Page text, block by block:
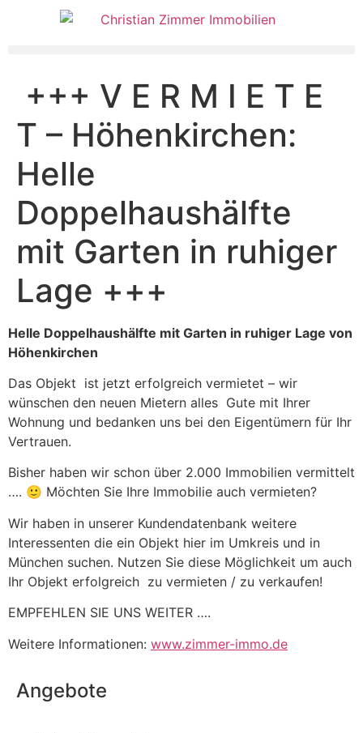
+++ V E R M I E T E
T – Höhenkirchen:
Helle
Doppelhaushälfte
mit Garten in ruhiger
Lage +++
Helle Doppelhaushälfte mit Garten in ruhiger Lage von
Höhenkirchen
Das Objekt ist jetzt erfolgreich vermietet – wir
wünschen den neuen Mietern alles Gute mit Ihrer
Wohnung und bedanken uns bei den Eigentümern für Ihr
Vertrauen.
Bisher haben wir schon über 2.000 Immobilien vermittelt
…. 🙂 Möchten Sie Ihre Immobilie auch vermieten?
Wir haben in unserer Kundendatenbank weitere
Interessenten die ein Objekt hier im Umkreis und in
München suchen. Nutzen Sie diese Möglichkeit um auch
Ihr Objekt erfolgreich zu vermieten / zu verkaufen!
EMPFEHLEN SIE UNS WEITER ….
Weitere Informationen: www.zimmer-immo.de
Angebote